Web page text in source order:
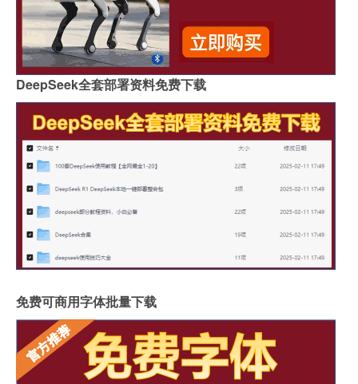
DeepSeek全套部署资料免费下载
免费可商用字体批量下载